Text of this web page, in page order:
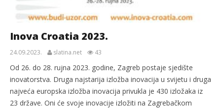
Inova Croatia 2023.
24.09.2023. slatina.net 43
Od 26. do 28. rujna 2023. godine, Zagreb postaje sjedište
inovatorstva. Druga najstarija izložba inovacija u svijetu i druga
najveća europska izložba inovacija privukla je 430 izložaka iz
23 države. Oni će svoje inovacije izložiti na Zagrebačkom